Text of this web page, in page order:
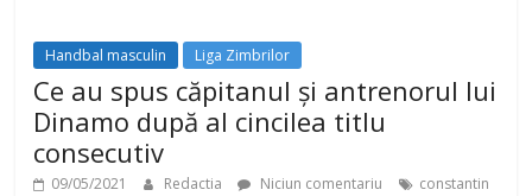
y
V
Handbal masculin Liga Zimbrilor
Ce au spus căpitanul și antrenorul lui
Dinamo după al cincilea titlu
consecutiv
09/05/2021 Redactia Niciun comentariu
constantin